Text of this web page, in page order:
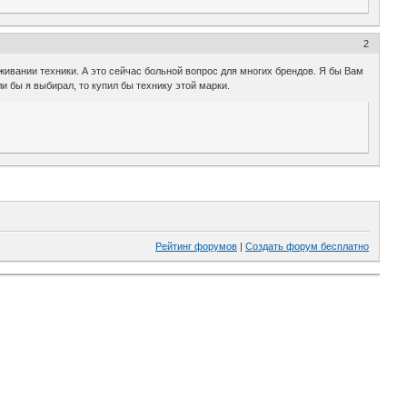
2
техники. А это сейчас больной вопрос для многих брендов. Я бы Вам
бы я выбирал, то купил бы технику этой марки.
Рейтинг форумов | Создать форум бесплатно